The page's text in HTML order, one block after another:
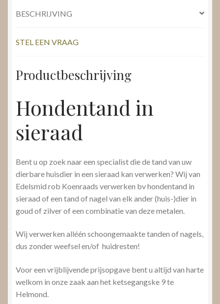
BESCHRIJVING
STEL EEN VRAAG
Productbeschrijving
Hondentand in
sieraad
Bent u op zoek naar een specialist die de tand van uw
dierbare huisdier in een sieraad kan verwerken? Wij van
Edelsmid rob Koenraads verwerken bv hondentand in
sieraad of een tand of nagel van elk ander (huis-)dier in
goud of zilver of een combinatie van deze metalen.
Wij verwerken alléén schoongemaakte tanden of nagels,
dus zonder weefsel en/of huidresten!
Voor een vrijblijvende prijsopgave bent u altijd van harte
welkom in onze zaak aan het ketsegangske 9 te
Helmond.